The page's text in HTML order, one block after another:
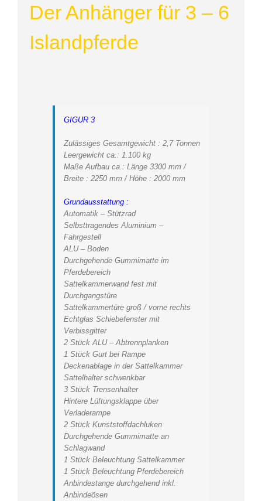
Der Anhänger für 3 – 6
Islandpferde
GIGUR 3
Zulässiges Gesamtgewicht : 2,7 Tonnen
Leergewicht ca.: 1.100 kg
Maße Aufbau ca.: Länge 3300 mm /
Breite : 2250 mm / Höhe : 2000 mm
Grundausstattung :
Automatik – Stützrad
Selbsttragendes Aluminium –
Fahrgestell
ALU – Boden
Durchgehende Gummimatte im
Pferdebereich
Sattelkammerwand fest mit
Durchgangstüre
Sattelkammertüre groß / vorne rechts
Echtglas Schiebefenster mit
Verbissgitter
2 Stück ALU – Abtrennplanken
1 Stück Gurt bei Rampe
Deckenablage in der Sattelkammer
Sattelhalter schwenkbar
3 Stück Trensenhalter
Hintere Lüftungsklappe über
Verladerampe
2 Stück Kunststoffdachluken
Durchgehende Gummimatte an
Schlagwand
1 Stück Beleuchtung Sattelkammer
1 Stück Beleuchtung Pferdebereich
Anbindestange durchgehend inkl.
Anbindeösen